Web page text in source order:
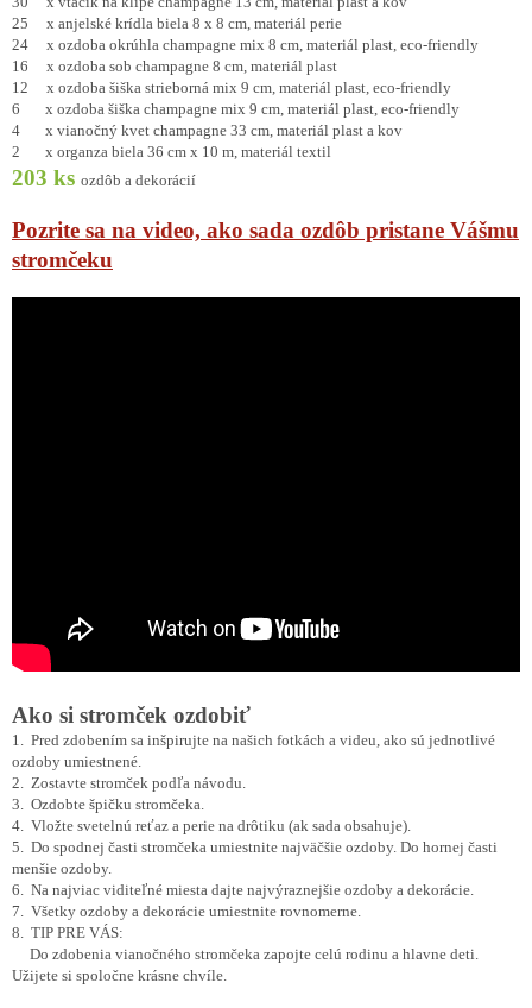
25 x anjelské krídla biela 8 x 8 cm, materiál perie
24 x ozdoba okrúhla champagne mix 8 cm, materiál plast, eco-friendly
16 x ozdoba sob champagne 8 cm, materiál plast
12 x ozdoba šiška strieborná mix 9 cm, materiál plast, eco-friendly
6 x ozdoba šiška champagne mix 9 cm, materiál plast, eco-friendly
4 x vianočný kvet champagne 33 cm, materiál plast a kov
2 x organza biela 36 cm x 10 m, materiál textil
203 ks ozdôb a dekorácií
Pozrite sa na video, ako sada ozdôb pristane Vášmu
stromčeku
Ako si stromček ozdobiť
1. Pred zdobením sa inšpirujte na našich fotkách a videu, ako sú jednotlivé
ozdoby umiestnené.
2. Zostavte stromček podľa návodu.
3. Ozdobte špičku stromčeka.
4. Vložte svetelnú reťaz a perie na drôtiku (ak sada obsahuje).
5. Do spodnej časti stromčeka umiestnite najväčšie ozdoby. Do hornej časti
menšie ozdoby.
6. Na najviac viditeľné miesta dajte najvýraznejšie ozdoby a dekorácie.
7. Všetky ozdoby a dekorácie umiestnite rovnomerne.
8. TIP PRE VÁS:
Do zdobenia vianočného stromčeka zapojte celú rodinu a hlavne deti.
Užijete si spoločne krásne chvíle.